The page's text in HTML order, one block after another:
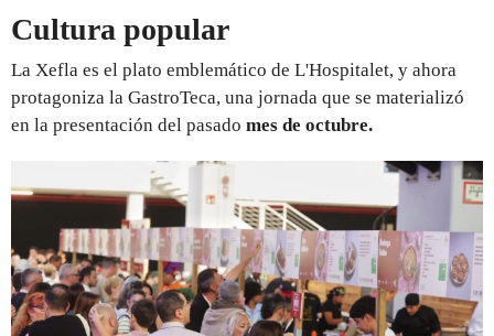
Cultura popular
La Xefla es el plato emblemático de L'Hospitalet, y ahora
protagoniza la GastroTeca, una jornada que se materializó
en la presentación del pasado mes de octubre.